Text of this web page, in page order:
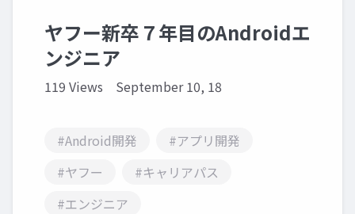
ヤフー新卒７年目のAndroidエ
ンジニア
119 Views September 10, 18
#Android開発
#アプリ開発
#ヤフー
#キャリアパス
#エンジニア